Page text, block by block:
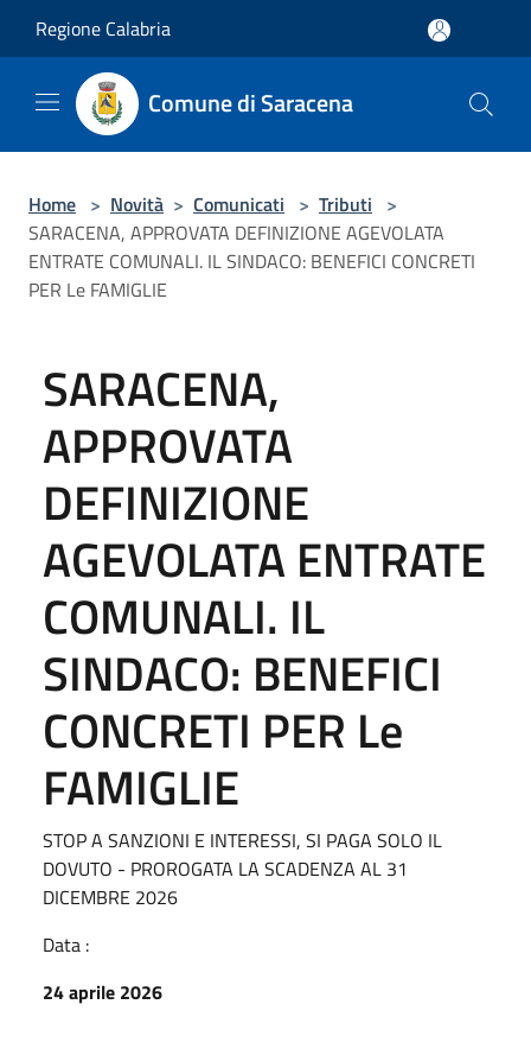
Regione Calabria
Comune di Saracena
Home > Novità > Comunicati > Tributi >
SARACENA, APPROVATA DEFINIZIONE AGEVOLATA
ENTRATE COMUNALI. IL SINDACO: BENEFICI CONCRETI
PER Le FAMIGLIE
SARACENA,
APPROVATA
DEFINIZIONE
AGEVOLATA ENTRATE
COMUNALI. IL
SINDACO: BENEFICI
CONCRETI PER Le
FAMIGLIE
STOP A SANZIONI E INTERESSI, SI PAGA SOLO IL
DOVUTO - PROROGATA LA SCADENZA AL 31
DICEMBRE 2026
Data :
24 aprile 2026